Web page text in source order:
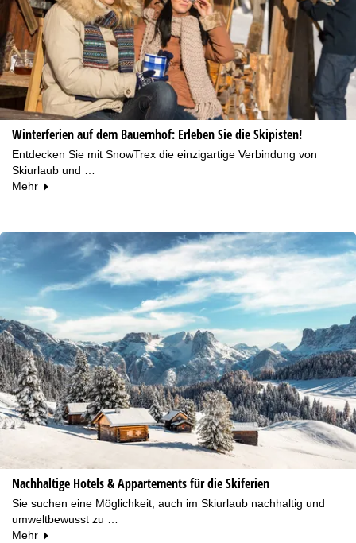
Winterferien auf dem Bauernhof: Erleben Sie die Skipisten!
Entdecken Sie mit SnowTrex die einzigartige Verbindung von
Skiurlaub und …
Mehr
Nachhaltige Hotels & Appartements für die Skiferien
Sie suchen eine Möglichkeit, auch im Skiurlaub nachhaltig und
umweltbewusst zu …
Mehr